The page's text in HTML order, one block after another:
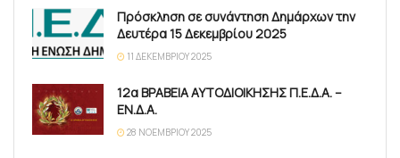
Πρόσκληση σε συνάντηση Δημάρχων την
Δευτέρα 15 Δεκεμβρίου 2025
11 ΔΕΚΕΜΒΡΊΟΥ 2025
12α ΒΡΑΒΕΙΑ ΑΥΤΟΔΙΟΙΚΗΣΗΣ Π.Ε.Δ.Α. –
ΕΝ.Δ.Α.
28 ΝΟΕΜΒΡΊΟΥ 2025